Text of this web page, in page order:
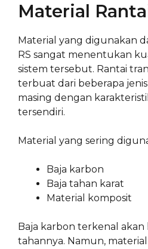
Material
Material yang digunakan
RS sangat menentukan
sistem tersebut. Rantai
terbuat dari beberapa
masing dengan
tersendiri.
Material yang sering
Baja karbon
Baja tahan karat
Material komposit
Baja karbon terkenal
tahannya. Namun,